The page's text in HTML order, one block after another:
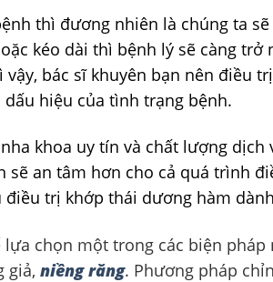
thì đương nhiên là chúng ta
kéo dài thì bệnh lý sẽ càng trở
bác sĩ khuyên bạn nên điều
hiệu của tình trạng bệnh.
khoa uy tín và chất lượng dịch
sẽ an tâm hơn cho cả quá trình
trị khớp thái dương hàm
chọn một trong các biện pháp
giả, niềng răng. Phương pháp